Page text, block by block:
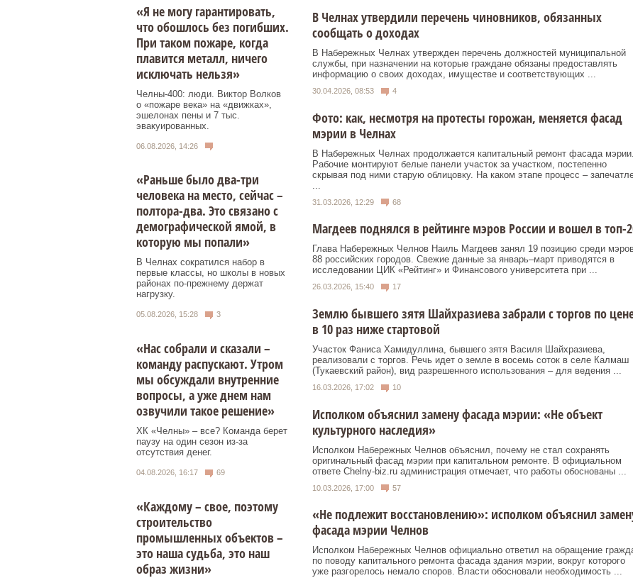
«Я не могу гарантировать,
что обошлось без погибших.
При таком пожаре, когда
плавится металл, ничего
исключать нельзя»
Челны-400: люди. Виктор Волков
о «пожаре века» на «движках»,
эшелонах пены и 7 тыс.
эвакуированных.
06.08.2026, 14:26
«Раньше было два-три
человека на место, сейчас –
полтора-два. Это связано с
демографической ямой, в
которую мы попали»
В Челнах сократился набор в
первые классы, но школы в новых
районах по-прежнему держат
нагрузку.
05.08.2026, 15:28 3
«Нас собрали и сказали –
команду распускают. Утром
мы обсуждали внутренние
вопросы, а уже днем нам
озвучили такое решение»
ХК «Челны» – все? Команда берет
паузу на один сезон из-за
отсутствия денег.
04.08.2026, 16:17 69
«Каждому – свое, поэтому
строительство
промышленных объектов –
это наша судьба, это наш
образ жизни»
В Челнах утвердили перечень чиновников, обязанных
сообщать о доходах
В Набережных Челнах утвержден перечень должностей муниципальной
службы, при назначении на которые граждане обязаны предоставлять
информацию о своих доходах, имуществе и соответствующих ...
30.04.2026, 08:53 4
Фото: как, несмотря на протесты горожан, меняется фасад
мэрии в Челнах
В Набережных Челнах продолжается капитальный ремонт фасада мэрии.
Рабочие монтируют белые панели участок за участком, постепенно
скрывая под ними старую облицовку. На каком этапе процесс –
31.03.2026, 12:29 68
Магдеев поднялся в рейтинге мэров России и вошел в топ-
Глава Набережных Челнов Наиль Магдеев занял 19 позицию среди
88 российских городов. Свежие данные за январь–март приводятся в
исследовании ЦИК «Рейтинг» и Финансового университета при ...
26.03.2026, 15:40 17
Землю бывшего зятя Шайхразиева забрали с торгов по
в 10 раз ниже стартовой
Участок Фаниса Хамидуллина, бывшего зятя Василя Шайхразиева,
реализовали с торгов. Речь идет о земле в восемь соток в селе Калмаш
(Тукаевский район), вид разрешенного использования – для ведения ...
16.03.2026, 17:02 10
Исполком объяснил замену фасада мэрии: «Не объект
культурного наследия»
Исполком Набережных Челнов объяснил, почему не стал сохранять
оригинальный фасад мэрии при капитальном ремонте. В официальном
ответе Chelny-biz.ru администрация отмечает, что работы обоснованы ...
10.03.2026, 17:00 57
«Не подлежит восстановлению»: исполком объяснил
фасада мэрии Челнов
Исполком Набережных Челнов официально ответил на обращение
по поводу капитального ремонта фасада здания мэрии, вокруг которого
уже разгорелось немало споров. Власти обосновали необходимость ...